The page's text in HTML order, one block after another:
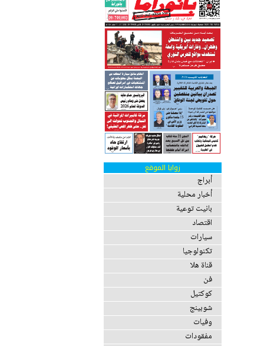
زوايا الموقع
أبراج
أخبار محلية
بانيت توعية
اقتصاد
سيارات
تكنولوجيا
قناة هلا
فن
كوكتيل
شوبينج
وفيات
مفقودات